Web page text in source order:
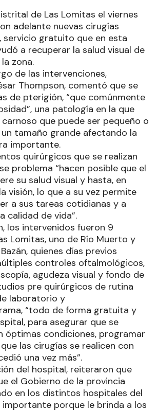
de Las Lomitas el viernes
adelante nuevas cirugías
servicio gratuito que en esta
a recuperar la salud visual de
zona.
de las intervenciones,
Thompson, comentó que se
de pterigión, “que comúnmente
una patología en la que
que puede ser pequeño o
tamaño grande afectando la
importante.
quirúrgicos que se realizan
problema “hacen posible que el
su salud visual y hasta, en
visión, lo que a su vez permite
a sus tareas cotidianas y a
calidad de vida”.
los intervenidos fueron 9
Lomitas, uno de Río Muerto y
quienes días previos
controles oftalmológicos,
agudeza visual y fondo de
pre quirúrgicos de rutina
laboratorio y
“todo de forma gratuita y
para asegurar que se
óptimas condiciones, programar
las cirugías se realicen con
una vez más”.
del hospital, reiteraron que
el Gobierno de la provincia
en los distintos hospitales del
porque le brinda a los